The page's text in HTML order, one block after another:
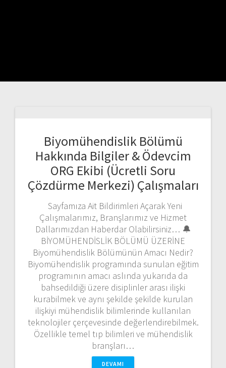
Biyomühendislik Bölümü
Hakkında Bilgiler & Ödevcim
ORG Ekibi (Ücretli Soru
Çözdürme Merkezi) Çalışmaları
Sayfamıza Ait Bildirimleri Açarak Yeni
Çalışmalarımız, Branşlarımız ve Hizmet
Dallarımızdan Haberdar Olabilirsiniz… 🔔
BİYOMÜHENDİSLİK BÖLÜMÜ ÜZERİNE
Biyomühendislik Bölümünün Amacı Nedir?
Biyomühendislik programında sunulan eğitim
programının amacı aslında yukarıda da
bahsedildiği üzere disiplinler arası ilişki
kurabilmek ve aynı şekilde şekilde kurulan
ilişkiyi mühendislik bilimlerinde kullanılan
teknolojiler çerçevesinde değerlendirebilmek.
Özellikle temel tıp bilimleri ve mühendislik
branşları…
DEVAMI